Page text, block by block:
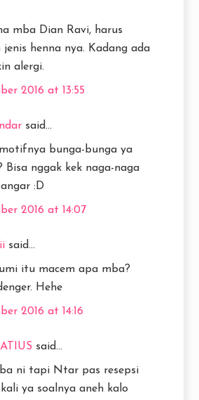
mba Dian Ravi, harus
henna nya. Kadang ada
alergi.
2016 at 13:55
said...
bunga-bunga ya
Bisa nggak kek naga-naga
:D
2016 at 14:07
said...
itu macem apa mba?
Hehe
2016 at 14:16
said...
ni tapi Ntar pas resepsi
ya soalnya aneh kalo